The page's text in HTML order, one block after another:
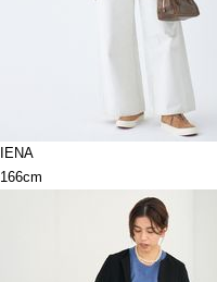
IENA
166cm